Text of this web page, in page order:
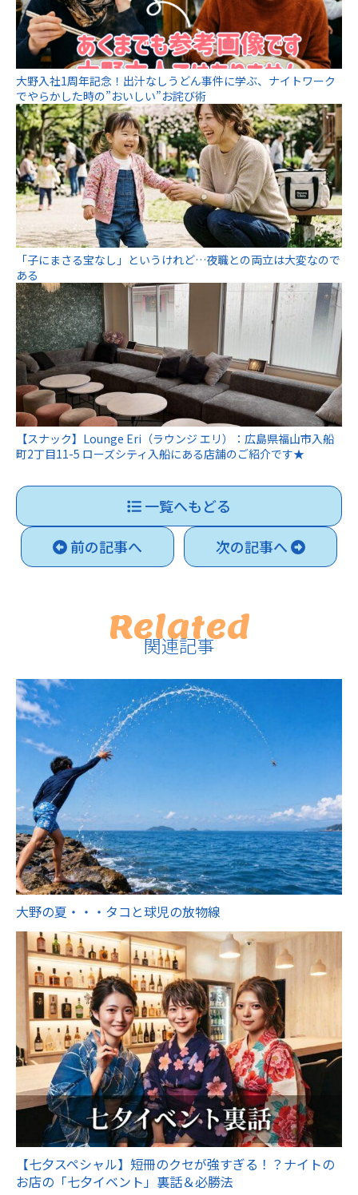
大野入社1周年記念！出汁なしうどん事件に学ぶ、ナイトワーク
でやらかした時の”おいしい”お詫び術
「子にまさる宝なし」というけれど…夜職との両立は大変なので
ある
【スナック】Lounge Eri（ラウンジ エリ）：広島県福山市入船
町2丁目11-5 ローズシティ入船にある店舗のご紹介です★
一覧へもどる
前の記事へ
次の記事へ
Related
関連記事
大野の夏・・・タコと球児の放物線
【七夕スペシャル】短冊のクセが強すぎる！？ナイトの
お店の「七夕イベント」裏話＆必勝法